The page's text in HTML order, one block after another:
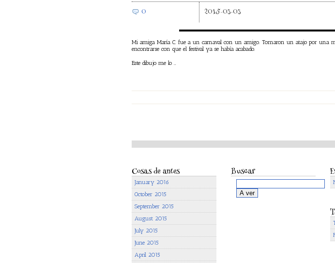
0 2015-03-03
Mi amiga María C. fue a un carnaval con un amigo. Tomaron un atajo por una
encontrarse con que el festival ya se había acabado.
Este dibujo me lo …
Cosas de antes
January 2016
October 2015
September 2015
August 2015
July 2015
June 2015
April 2015
Buscar